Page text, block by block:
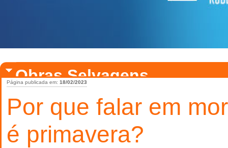
Obras Selvagens
Por que falar em
é primavera?
Página publicada em: 18/02/2023